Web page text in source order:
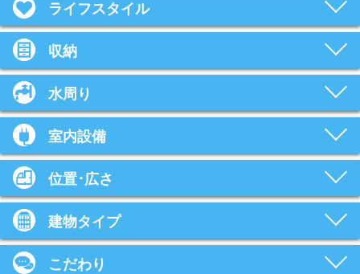
ライフスタイル
収納
水周り
室内設備
位置･広さ
建物タイプ
こだわり